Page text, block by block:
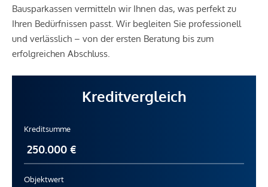
Bausparkassen vermitteln wir Ihnen das, was perfekt zu
Ihren Bedürfnissen passt. Wir begleiten Sie professionell
und verlässlich – von der ersten Beratung bis zum
erfolgreichen Abschluss.
Kreditvergleich
Kreditsumme
Objektwert